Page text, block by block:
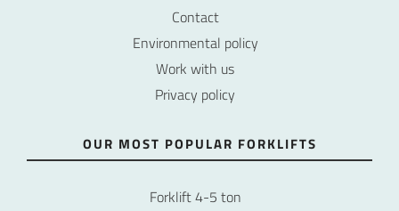
Contact
Environmental policy
Work with us
Privacy policy
OUR MOST POPULAR FORKLIFTS
Forklift 4-5 ton